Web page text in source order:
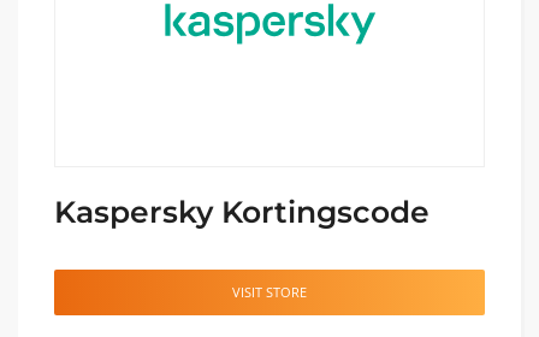
Kaspersky Kortingscode
VISIT STORE